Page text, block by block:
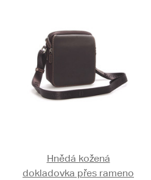
Hnědá kožená
dokladovka přes rameno